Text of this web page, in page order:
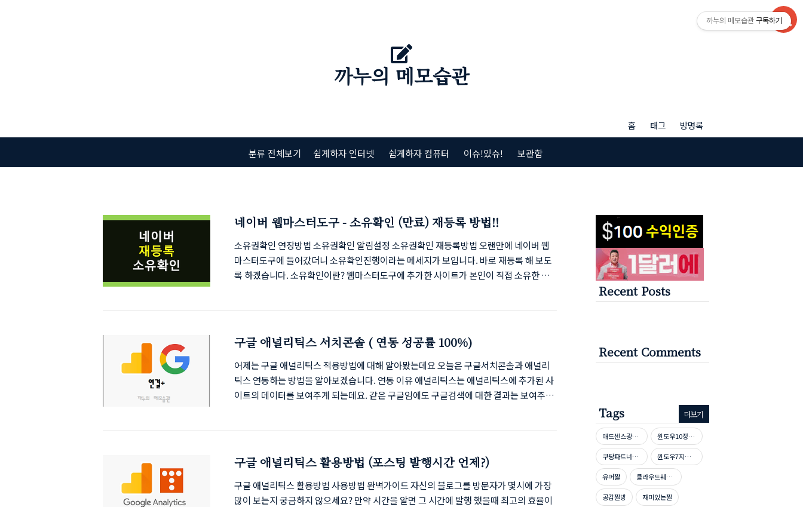
까누의 메모습관
홈 태그 방명록
분류 전체보기 쉽게하자 인터넷 쉽게하자 컴퓨터 이슈!있슈! 보관함
Recent Posts
Recent Comments
Tags 더보기
애드센스광고단가높이기 윈도우10정품인증
쿠팡파트너스신청방법 윈도우7지원종료
유머짤 클라우드웨이즈호스팅
공감짤방 재미있는짤
네이버 웹마스터도구 - 소유확인 (만료) 재등록 방법!!
소유권확인 연장방법 소유권확인 알림설정 소유권확인 재등록방법 오랜만에 네이버 웹
마스터도구에 들어갔더니 소유확인진행이라는 메세지가 보입니다. 바로 재등록 해 보도
록 하겠습니다. 소유확인이란? 웹마스터도구에 추가한 사이트가 본인이 직접 소유한 사
일전 설정된 이메일로 알림메일 발송 출처 : 네이버 고객센터 사이트 소유확인 만료 (재등
록 방법) 네이버 웹마스터도구(서치 어드바이저)로 이동합니다. 아래 이미지를 클릭하세
요 네이버 서치어드바이저로 이동했습..
구글 애널리틱스 서치콘솔 ( 연동 성공률 100%)
어제는 구글 애널리틱스 적용방법에 대해 알아봤는데요 오늘은 구글서치콘솔과 애널리
틱스 연동하는 방법을 알아보겠습니다. 연동 이유 애널리틱스는 애널리틱스에 추가된 사
이트의 데이터를 보여주게 되는데요. 같은 구글임에도 구글검색에 대한 결과는 보여주지
Console 데이터 공유설정]을 눌러 줍니다. [속성설정]에서 중간 하단부의 [Search
Console 조정]을 클릭 합니다. [추가]를 눌러 줍니다 '이 사이트는 Google 애널리틱..
구글 애널리틱스 활용방법 (포스팅 발행시간 언제?)
구글 애널리틱스 활용방법 사용방법 완벽가이드 자신의 블로그를 방문자가 몇시에 가장
많이 보는지 궁금하지 않으세요? 만약 시간을 알면 그 시간에 발행 했을때 최고의 효율이
까누의 메모습관 구독하기